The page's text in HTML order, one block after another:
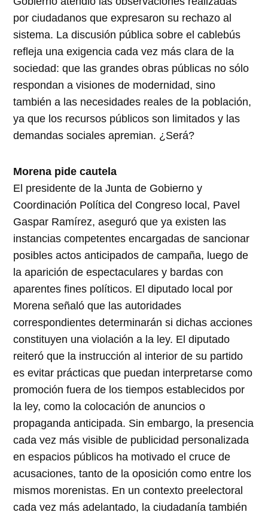
por ciudadanos que expresaron su rechazo al
sistema. La discusión pública sobre el cablebús
refleja una exigencia cada vez más clara de la
sociedad: que las grandes obras públicas no sólo
respondan a visiones de modernidad, sino
también a las necesidades reales de la población,
ya que los recursos públicos son limitados y las
demandas sociales apremian. ¿Será?
Morena pide cautela
El presidente de la Junta de Gobierno y
Coordinación Política del Congreso local, Pavel
Gaspar Ramírez, aseguró que ya existen las
instancias competentes encargadas de sancionar
posibles actos anticipados de campaña, luego de
la aparición de espectaculares y bardas con
aparentes fines políticos. El diputado local por
Morena señaló que las autoridades
correspondientes determinarán si dichas acciones
constituyen una violación a la ley. El diputado
reiteró que la instrucción al interior de su partido
es evitar prácticas que puedan interpretarse como
promoción fuera de los tiempos establecidos por
la ley, como la colocación de anuncios o
propaganda anticipada. Sin embargo, la presencia
cada vez más visible de publicidad personalizada
en espacios públicos ha motivado el cruce de
acusaciones, tanto de la oposición como entre los
mismos morenistas. En un contexto preelectoral
cada vez más adelantado, la ciudadanía también